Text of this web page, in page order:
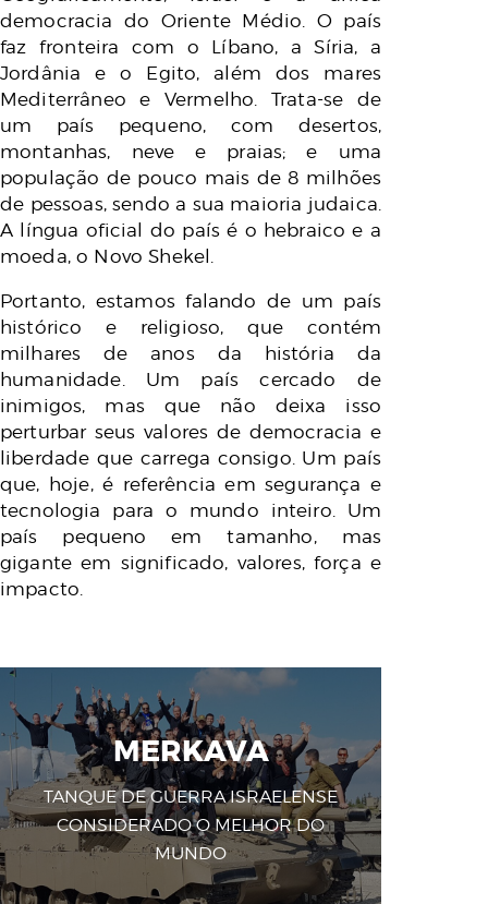
democracia do Oriente Médio. O país
faz fronteira com o Líbano, a Síria, a
Jordânia e o Egito, além dos mares
Mediterrâneo e Vermelho. Trata-se de
um país pequeno, com desertos,
montanhas, neve e praias; e uma
população de pouco mais de 8 milhões
de pessoas, sendo a sua maioria judaica.
A língua oficial do país é o hebraico e a
moeda, o Novo Shekel.
Portanto, estamos falando de um país
histórico e religioso, que contém
milhares de anos da história da
humanidade. Um país cercado de
inimigos, mas que não deixa isso
perturbar seus valores de democracia e
liberdade que carrega consigo. Um país
que, hoje, é referência em segurança e
tecnologia para o mundo inteiro. Um
país pequeno em tamanho, mas
gigante em significado, valores, força e
impacto.
MERKAVA
TANQUE DE GUERRA ISRAELENSE
CONSIDERADO O MELHOR DO
MUNDO